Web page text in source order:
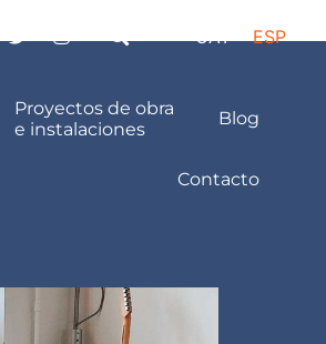
CAT ESP
Proyectos de obra
e instalaciones
Blog
Contacto